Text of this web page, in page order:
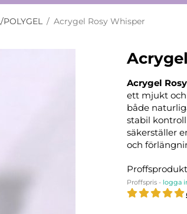
/ Acrygel Rosy Whisper
Acrygel
ett mjukt och
både
stabil
säkerställer
och
Proffsprodukt
Proffspris - logga